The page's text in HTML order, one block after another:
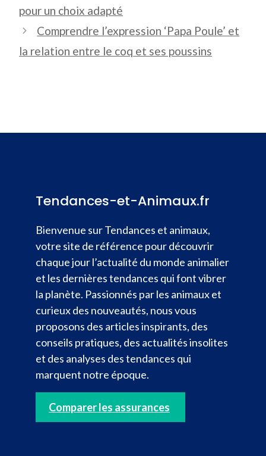
pour un choix adapté
Comprendre l’expression ‘Papa Poule’ et
la relation entre le coq et ses poussins
Tendances-et-Animaux.fr
Bienvenue sur Tendances et animaux,
votre site de référence pour découvrir
chaque jour l’actualité du monde animalier
et les dernières tendances qui font vibrer
la planète. Passionnés par les animaux et
curieux des nouveautés, nous vous
proposons des articles inspirants, des
conseils pratiques, des actualités insolites
et des analyses des tendances qui
marquent notre époque.
Comparer les assurances